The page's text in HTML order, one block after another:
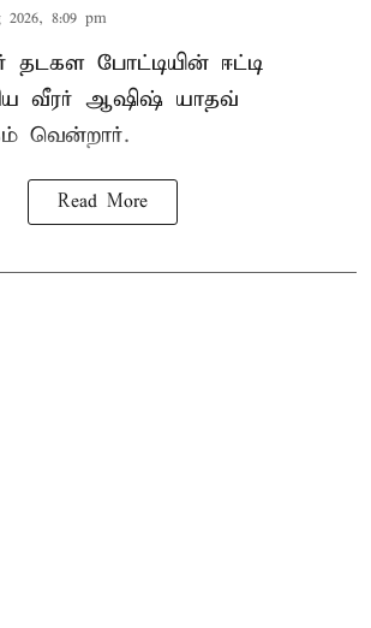
2026, 8:09 pm
போட்டியின் ஈட்டி
வீரர் ஆஷிஷ் யாதவ்
வென்றார்.
Read More